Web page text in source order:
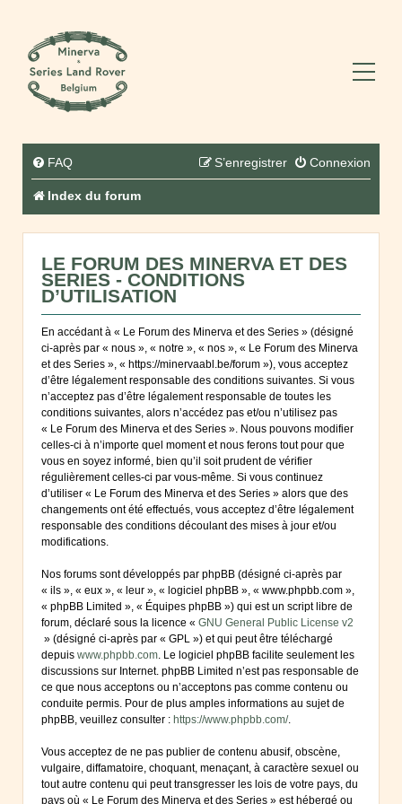
FAQ Connexion
S’enregistrer
Index du forum
LE FORUM DES MINERVA ET DES
SERIES - CONDITIONS
D’UTILISATION
En accédant à « Le Forum des Minerva et des Series » (désigné
ci-après par « nous », « notre », « nos », « Le Forum des Minerva
et des Series », « https://minervaabl.be/forum »), vous acceptez
d’être légalement responsable des conditions suivantes. Si vous
n’acceptez pas d’être légalement responsable de toutes les
conditions suivantes, alors n’accédez pas et/ou n’utilisez pas
« Le Forum des Minerva et des Series ». Nous pouvons modifier
celles-ci à n’importe quel moment et nous ferons tout pour que
vous en soyez informé, bien qu’il soit prudent de vérifier
régulièrement celles-ci par vous-même. Si vous continuez
d’utiliser « Le Forum des Minerva et des Series » alors que des
changements ont été effectués, vous acceptez d’être légalement
responsable des conditions découlant des mises à jour et/ou
modifications.
Nos forums sont développés par phpBB (désigné ci-après par
« ils », « eux », « leur », « logiciel phpBB », « www.phpbb.com »,
« phpBB Limited », « Équipes phpBB ») qui est un script libre de
forum, déclaré sous la licence « GNU General Public License v2
» (désigné ci-après par « GPL ») et qui peut être téléchargé
depuis www.phpbb.com. Le logiciel phpBB facilite seulement les
discussions sur Internet. phpBB Limited n’est pas responsable de
ce que nous acceptons ou n’acceptons pas comme contenu ou
conduite permis. Pour de plus amples informations au sujet de
phpBB, veuillez consulter : https://www.phpbb.com/.
Vous acceptez de ne pas publier de contenu abusif, obscène,
vulgaire, diffamatoire, choquant, menaçant, à caractère sexuel ou
tout autre contenu qui peut transgresser les lois de votre pays, du
pays où « Le Forum des Minerva et des Series » est hébergé ou